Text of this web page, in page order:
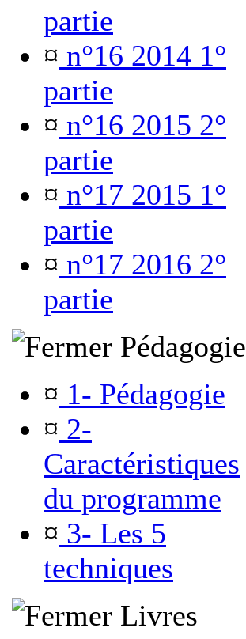
partie
¤ n°16 2014 1°
partie
¤ n°16 2015 2°
partie
¤ n°17 2015 1°
partie
¤ n°17 2016 2°
partie
Pédagogie
¤ 1- Pédagogie
¤ 2-
Caractéristiques
du programme
¤ 3- Les 5
techniques
Livres